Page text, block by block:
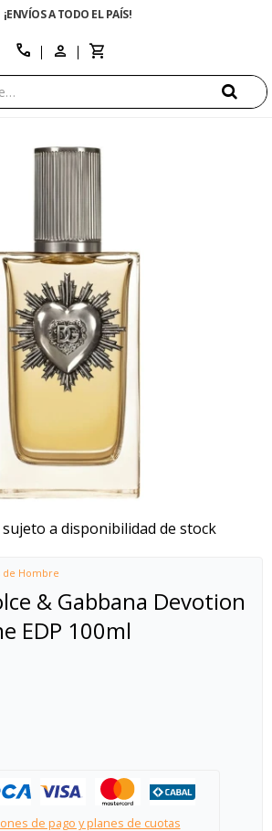
¡ENVÍOS A TODO EL PAÍS!
call
a disponibilidad de stock
de Hombre
& Gabbana Devotion
EDP 100ml
de pago y planes de cuotas